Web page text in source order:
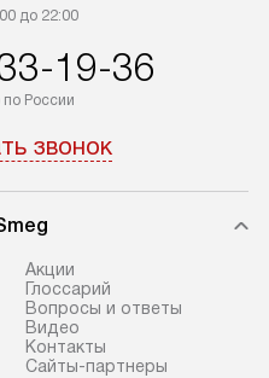
до 22:00
19-36
по России
звонок
Акции
Глоссарий
Вопросы и ответы
Видео
Контакты
Сайты-партнеры